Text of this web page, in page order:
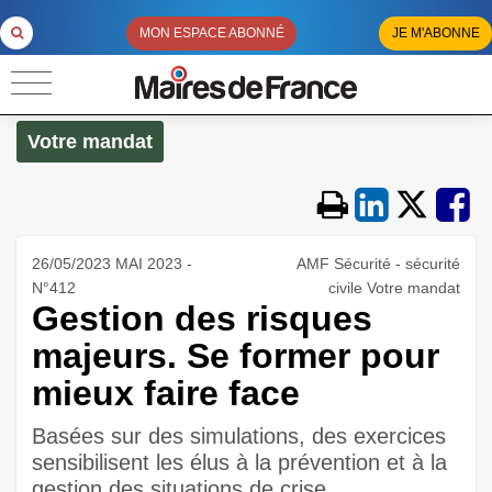
MON ESPACE ABONNÉ JE M'ABONNE
Votre mandat
26/05/2023 MAI 2023 -
N°412
AMF Sécurité - sécurité
civile Votre mandat
Gestion des risques
majeurs. Se former pour
mieux faire face
Basées sur des simulations, des exercices
sensibilisent les élus à la prévention et à la